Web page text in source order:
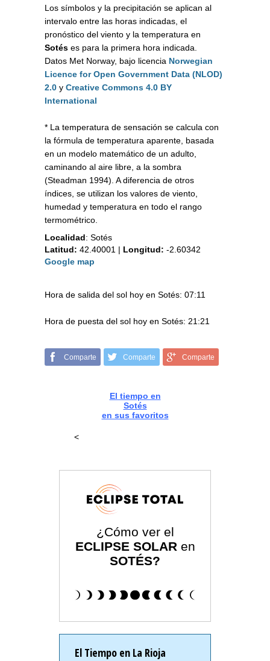
Los símbolos y la precipitación se aplican al
intervalo entre las horas indicadas, el
pronóstico del viento y la temperatura en
Sotés es para la primera hora indicada.
Datos Met Norway, bajo licencia Norwegian
Licence for Open Government Data (NLOD)
2.0 y Creative Commons 4.0 BY
International
* La temperatura de sensación se calcula con
la fórmula de temperatura aparente, basada
en un modelo matemático de un adulto,
caminando al aire libre, a la sombra
(Steadman 1994). A diferencia de otros
índices, se utilizan los valores de viento,
humedad y temperatura en todo el rango
termométrico.
Localidad: Sotés
Latitud: 42.40001 | Longitud: -2.60342
Google map
Hora de salida del sol hoy en Sotés: 07:11
Hora de puesta del sol hoy en Sotés: 21:21
Comparte Comparte Comparte
El tiempo en
Sotés
en sus favoritos
<
¿Cómo ver el
ECLIPSE SOLAR en
SOTÉS?
El Tiempo en La Rioja